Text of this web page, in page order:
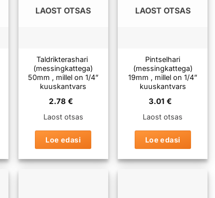
LAOST OTSAS
Taldrikterashari
(messingkattega)
50mm , millel on 1/4”
kuuskantvars
2.78 €
Laost otsas
Loe edasi
LAOST OTSAS
Pintselhari
(messingkattega)
19mm , millel on 1/4”
kuuskantvars
3.01€
Laost otsas
Loe edasi